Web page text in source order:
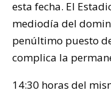
esta fecha. El
mediodía del
penúltimo puesto
complica la
14:30 horas del